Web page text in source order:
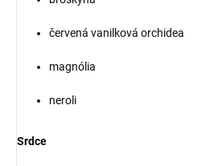
červená vanilková orchidea
magnólia
neroli
Srdce